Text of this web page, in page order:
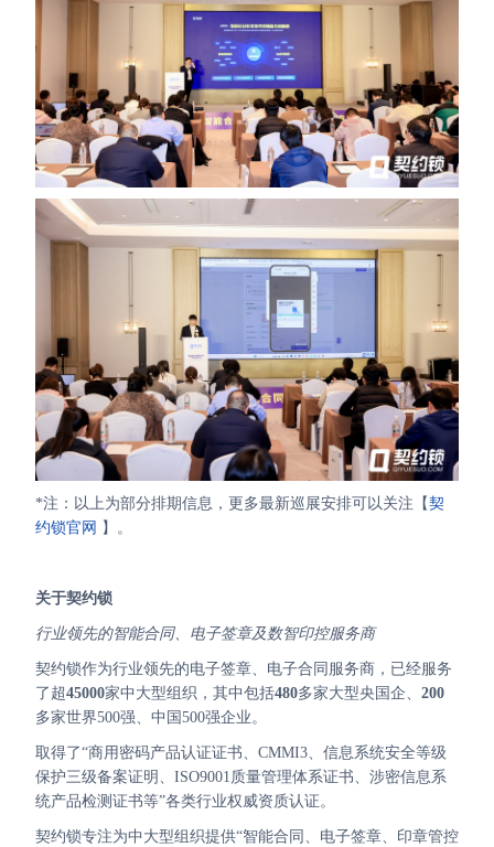
*注：以上为部分排期信息，更多最新巡展安排可以关注【契
约锁官网 】。
关于契约锁
行业领先的智能合同、电子签章及数智印控服务商
契约锁作为行业领先的电子签章、电子合同服务商，已经服务
了超45000家中大型组织，其中包括480多家大型央国企、 200
多家世界500强、中国500强企业。
取得了“商用密码产品认证证书、CMMI3、信息系统安全等级
保护三级备案证明、ISO9001质量管理体系证书、涉密信息系
统产品检测证书等”各类行业权威资质认证。
契约锁专注为中大型组织提供“智能合同、电子签章、印章管控